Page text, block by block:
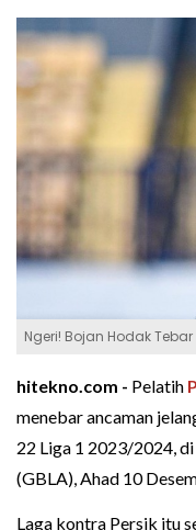
Ngeri! Bojan Hodak
hitekno.com - Pelatih
menebar ancaman
22 Liga 1 2023/2024,
(GBLA), Ahad 10
Laga kontra Persik itu